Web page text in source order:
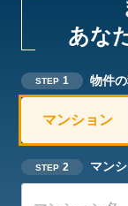
あな
STEP 1 物件
マンション
STEP 2 マン